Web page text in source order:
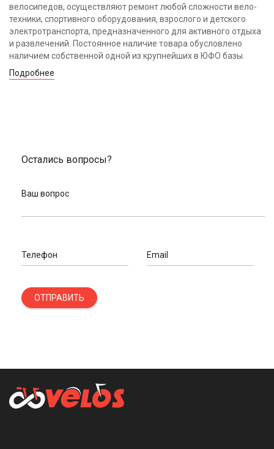
велосипедов, осуществляют ремонт любой сложности вело-
техники, спортивного оборудования, взрослого и детского
электротранспорта, предназначенного для активного отдыха
и развлечений. Постоянное наличие товара обусловлено
наличием собственной одной из крупнейших в ЮФО базы.
Подробнее
Остались вопросы?
Ваш вопрос
Телефон Email
ОТПРАВИТЬ